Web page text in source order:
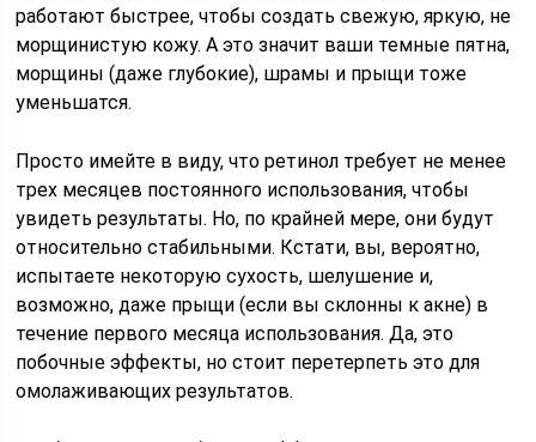
работают быстрее, чтобы создать свежую, яркую, не
морщинистую кожу. А это значит ваши темные пятна,
морщины (даже глубокие), шрамы и прыщи тоже
уменьшатся.
Просто имейте в виду, что ретинол требует не менее
трех месяцев постоянного использования, чтобы
увидеть результаты. Но, по крайней мере, они будут
относительно стабильными. Кстати, вы, вероятно,
испытаете некоторую сухость, шелушение и,
возможно, даже прыщи (если вы склонны к акне) в
течение первого месяца использования. Да, это
побочные эффекты, но стоит перетерпеть это для
омолаживающих результатов.